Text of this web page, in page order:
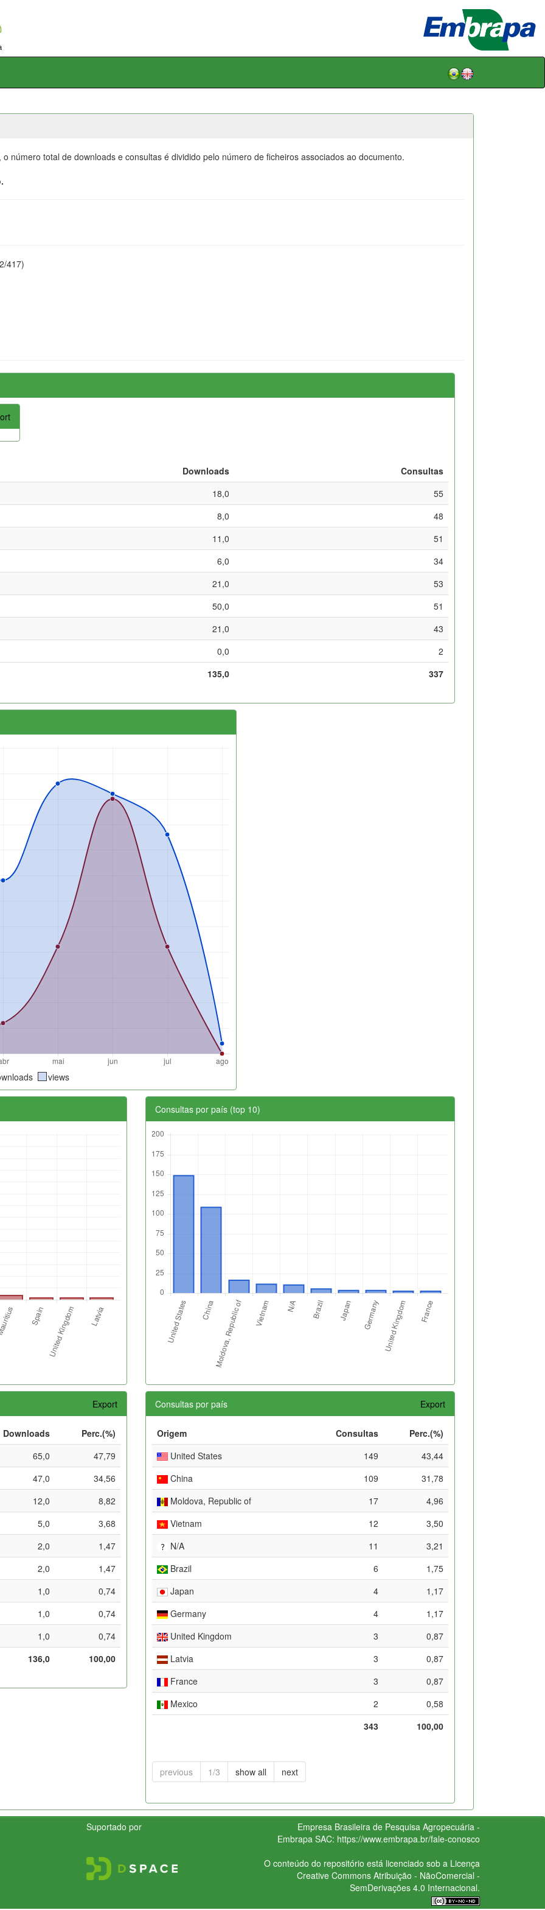
número total de downloads e consultas é dividido pelo número de ficheiros associados ao documento.
417)
Downloads
Consultas
18,0
55
8,0
48
11,0
51
6,0
34
21,0
53
50,0
51
21,0
43
0,0
2
135,0
337
views
Consultas por país (top 10)
Export
Downloads
Perc.(%)
65,0
47,79
47,0
34,56
12,0
8,82
5,0
3,68
2,0
1,47
2,0
1,47
1,0
0,74
1,0
0,74
1,0
0,74
136,0
100,00
Consultas por país Export
Origem Consultas
Perc.(%)
United States
149
43,44
China
109
31,78
Moldova, Republic of
17
4,96
Vietnam
12
3,50
N/A
11
3,21
Brazil
6
1,75
Japan
4
1,17
Germany
4
1,17
United Kingdom
3
0,87
Latvia
3
0,87
France
3
0,87
Mexico
2
0,58
343
100,00
previous 1/3 show all next
Suportado por
Empresa Brasileira de Pesquisa Agropecuária -
Embrapa SAC: https://www.embrapa.br/fale-conosco
O conteúdo do repositório está licenciado sob a Licença
Creative CommonsAtribuição - NãoComercial -
SemDerivações 4.0 Internacional.